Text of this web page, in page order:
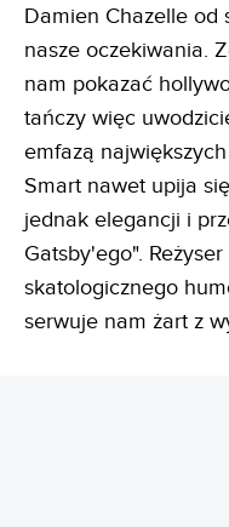
Damien Chazelle od
nasze oczekiwania.
nam pokazać
tańczy więc
emfazą
Smart nawet upija
jednak elegancji i
Gatsby'ego".
skatologicznego
serwuje nam żart z